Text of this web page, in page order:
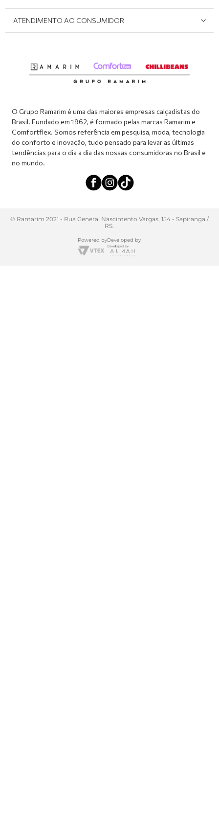
Políticas de Privacidade
Meus pedidos
ATENDIMENTO AO CONSUMIDOR
Atendimento via WhatsApp: (51) 2160-0740
O Grupo Ramarim é uma das maiores empresas calçadistas do
Brasil. Fundado em 1962, é formado pelas marcas Ramarim e
Comfortflex. Somos referência em pesquisa, moda, tecnologia
do conforto e inovação, tudo pensado para levar as últimas
tendências para o dia a dia das nossas consumidoras no Brasil e
no mundo.
© Ramarim 2021 - Rua General Nascimento Vargas, 154 - Sapiranga /
RS.
Powered byDeveloped by